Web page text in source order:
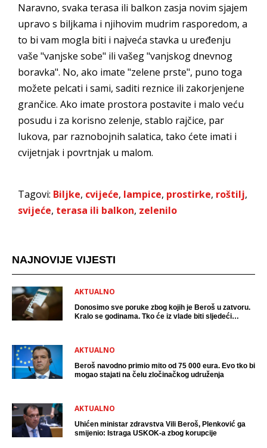
Naravno, svaka terasa ili balkon zasja novim sjajem
upravo s biljkama i njihovim mudrim rasporedom, a
to bi vam mogla biti i najveća stavka u uređenju
vaše "vanjske sobe" ili vašeg "vanjskog dnevnog
boravka". No, ako imate "zelene prste", puno toga
možete pelcati i sami, saditi reznice ili zakorjenjene
grančice. Ako imate prostora postavite i malo veću
posudu i za korisno zelenje, stablo rajčice, par
lukova, par raznobojnih salatica, tako ćete imati i
cvijetnjak i povrtnjak u malom.
Tagovi: Biljke, cvijeće, lampice, prostirke, roštilj,
svijeće, terasa ili balkon, zelenilo
NAJNOVIJE VIJESTI
AKTUALNO
Donosimo sve poruke zbog kojih je Beroš u zatvoru.
Kralo se godinama. Tko će iz vlade biti sljedeći
AKTUALNO
Beroš navodno primio mito od 75 000 eura. Evo tko bi
mogao stajati na čelu zločinačkog udruženja
AKTUALNO
Uhićen ministar zdravstva Vili Beroš, Plenković ga
smijenio: Istraga USKOK-a zbog korupcije